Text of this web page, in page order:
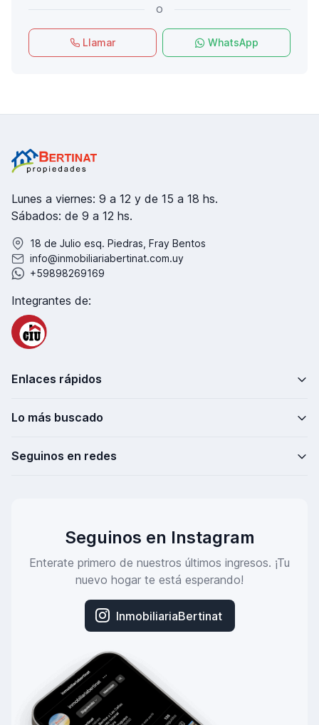
o
Llamar WhatsApp
Lunes a viernes: 9 a 12 y de 15 a 18 hs.
Sábados: de 9 a 12 hs.
18 de Julio esq. Piedras, Fray Bentos
info@inmobiliariabertinat.com.uy
+59898269169
Integrantes de:
Enlaces rápidos
Lo más buscado
Seguinos en redes
Seguinos en Instagram
Enterate primero de nuestros últimos ingresos. ¡Tu
nuevo hogar te está esperando!
InmobiliariaBertinat